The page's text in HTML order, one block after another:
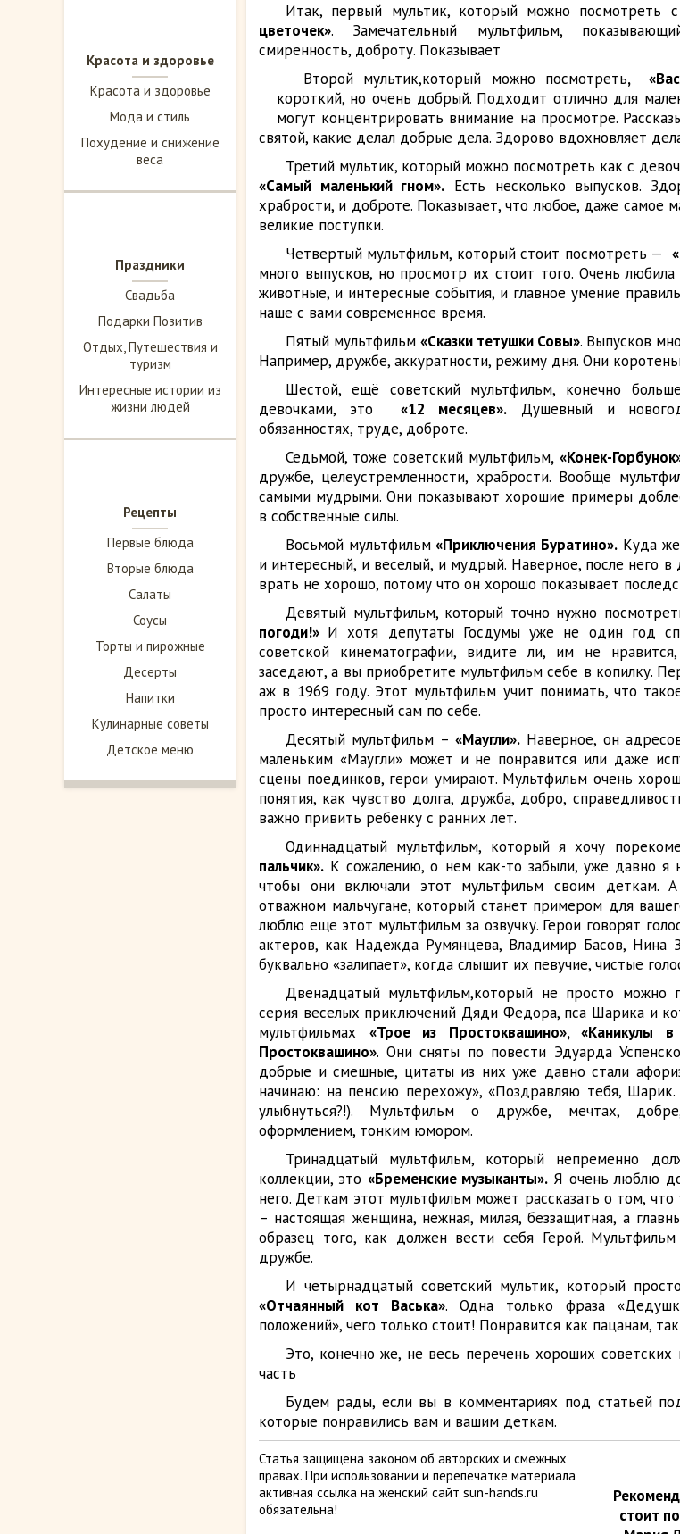
Красота и здоровье
Красота и здоровье
Мода и стиль
Похудение и снижение
веса
Праздники
Свадьба
Подарки Позитив
Отдых, Путешествия и
туризм
Интересные истории из
жизни людей
Рецепты
Первые блюда
Вторые блюда
Салаты
Соусы
Торты и пирожные
Десерты
Напитки
Кулинарные советы
Детское меню
Итак, первый мультик, который можно посмотреть
цветочек». Замечательный мультфильм,
смиренность, доброту. Показывает
Второй мультик,который можно посмотреть,
короткий, но очень добрый. Подходит отлично для
могут концентрировать внимание на просмотре.
святой, какие делал добрые дела. Здорово вдохновляет
Третий мультик, который можно посмотреть как с
«Самый маленький гном». Есть несколько выпусков.
храбрости, и доброте. Показывает, что любое, даже самое
великие поступки.
Четвертый мультфильм, который стоит посмотреть —
много выпусков, но просмотр их стоит того. Очень
животные, и интересные события, и главное умение
наше с вами современное время.
Пятый мультфильм «Сказки тетушки Совы». Выпусков
Например, дружбе, аккуратности, режиму дня. Они
Шестой, ещё советский мультфильм, конечно
девочками, это «12 месяцев». Душевный и
обязанностях, труде, доброте.
Седьмой, тоже советский мультфильм, «Конек-
дружбе, целеустремленности, храбрости. Вообще
самыми мудрыми. Они показывают хорошие примеры
в собственные силы.
Восьмой мультфильм«Приключения Буратино». Куда
и интересный, и веселый, и мудрый. Наверное, после него в
врать не хорошо, потому что он хорошо показывает
Девятый мультфильм, который точно нужно
погоди!» И хотя депутаты Госдумы уже не один год
советской кинематографии, видите ли, им не
заседают, а вы приобретите мультфильм себе в копилку.
аж в 1969 году. Этот мультфильм учит понимать, что
просто интересный сам по себе.
Десятый мультфильм – «Маугли». Наверное, он
маленьким «Маугли» может и не понравится или даже
сцены поединков, герои умирают. Мультфильм очень
понятия, как чувство долга, дружба, добро,
важно привить ребенку с ранних лет.
Одиннадцатый мультфильм, который я хочу
пальчик». К сожалению, о нем как-то забыли, уже давно я
чтобы они включали этот мультфильм своим деткам.
отважном мальчугане, который станет примером для
люблю еще этот мультфильм за озвучку. Герои говорят
актеров, как Надежда Румянцева, Владимир Басов, Нина
буквально «залипает», когда слышит их певучие, чистые
Двенадцатый мультфильм,который не просто можно
серия веселых приключений Дяди Федора, пса Шарика и
мультфильмах «Трое из Простоквашино», «Каникулы
Простоквашино». Они сняты по повести Эдуарда
добрые и смешные, цитаты из них уже давно стали
начинаю: на пенсию перехожу», «Поздравляю тебя,
улыбнуться?!). Мультфильм о дружбе, мечтах,
оформлением, тонким юмором.
Тринадцатый мультфильм, который непременно
коллекции, это «Бременские музыканты». Я очень люблю
него. Деткам этот мультфильм может рассказать о том,
– настоящая женщина, нежная, милая, беззащитная, а
образец того, как должен вести себя Герой.
дружбе.
И четырнадцатый советский мультик, который
«Отчаянный кот Васька». Одна только фраза
положений», чего только стоит! Понравится как пацанам,
Это, конечно же, не весь перечень хороших
часть
Будем рады, если вы в комментариях под статьей
которые понравились вам и вашим деткам.
Статья защищена законом об авторских и смежных
правах. При использовании и перепечатке материала
активная ссылка на женский сайт sun-hands.ru
обязательна!
стоит